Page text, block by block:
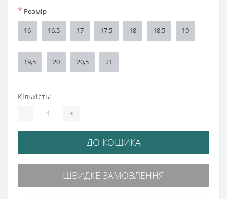
* Розмір
16 16,5 17 17,5 18 18,5 19
19,5 20 20,5 21
Кількість:
- +
ДО КОШИКА
ШВИДКЕ ЗАМОВЛЕННЯ